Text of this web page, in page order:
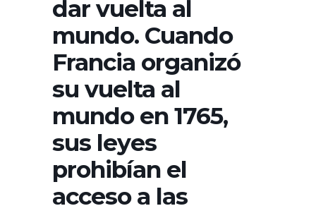
dar vuelta al
mundo. Cuando
Francia organizó
su vuelta al
mundo en 1765,
sus leyes
prohibían el
acceso a las